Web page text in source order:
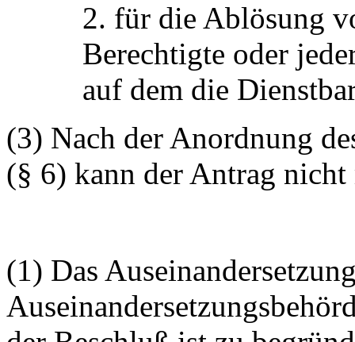
2. für die Ablösung
Berechtigte oder
auf dem die
(3) Nach der Anordnung
(§ 6) kann der Antrag
(1) Das